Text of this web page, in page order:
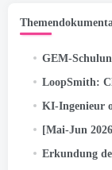
GEM-Schulung: Wie
LoopSmith: Closed-Loop
KI-Ingenieur oder Plattform-
[Mai-Jun 2026]
Erkundung der